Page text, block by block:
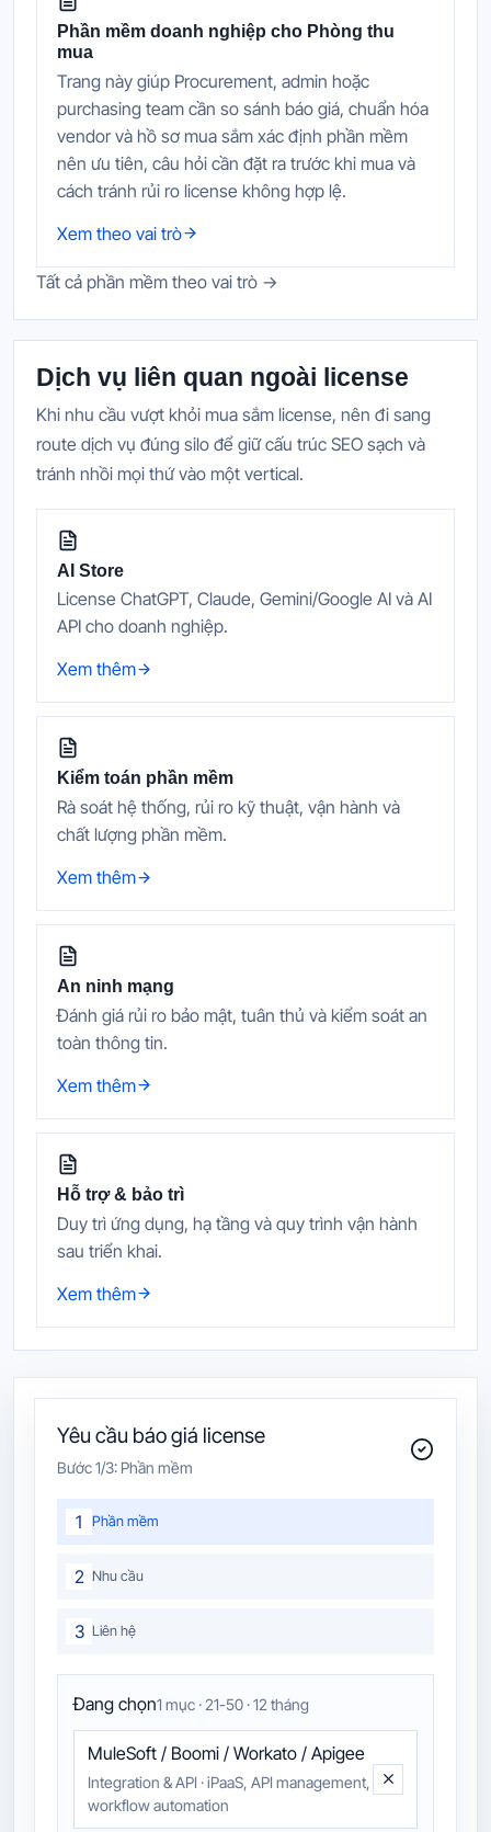
Phần mềm doanh nghiệp cho Phòng thu
mua
Trang này giúp Procurement, admin hoặc
purchasing team cần so sánh báo giá, chuẩn hóa
vendor và hồ sơ mua sắm xác định phần mềm
nên ưu tiên, câu hỏi cần đặt ra trước khi mua và
cách tránh rủi ro license không hợp lệ.
Xem theo vai trò
Tất cả phần mềm theo vai trò →
Dịch vụ liên quan ngoài license
Khi nhu cầu vượt khỏi mua sắm license, nên đi sang
route dịch vụ đúng silo để giữ cấu trúc SEO sạch và
tránh nhồi mọi thứ vào một vertical.
AI Store
License ChatGPT, Claude, Gemini/Google AI và AI
API cho doanh nghiệp.
Xem thêm
Kiểm toán phần mềm
Rà soát hệ thống, rủi ro kỹ thuật, vận hành và
chất lượng phần mềm.
Xem thêm
An ninh mạng
Đánh giá rủi ro bảo mật, tuân thủ và kiểm soát an
toàn thông tin.
Xem thêm
Hỗ trợ & bảo trì
Duy trì ứng dụng, hạ tầng và quy trình vận hành
sau triển khai.
Xem thêm
Yêu cầu báo giá license
Bước1/3: Phần mềm
1 Phần mềm
2 Nhu cầu
3 Liên hệ
Đang chọn1 mục · 21-50 · 12 tháng
MuleSoft / Boomi / Workato / Apigee
Integration & API ·iPaaS, API management,
workflow automation